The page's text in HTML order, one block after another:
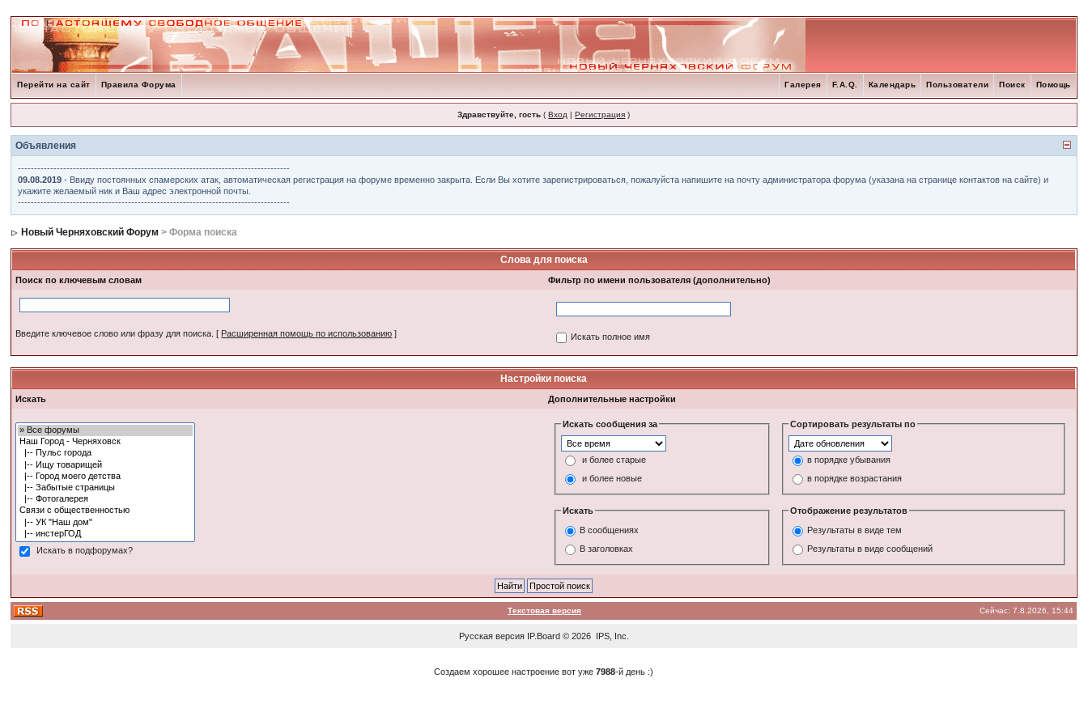
Перейти на сайт Правила Форума Помощь
Поиск
Пользователи
Календарь
F.A.Q.
Галерея
Здравствуйте, гость (Вход |Регистрация )
Объявления
------------------------------------------------------------------------------------
09.08.2019 - Ввиду постоянных спамерских атак, автоматическая регистрация на форуме временно закрыта. Если Вы хотите зарегистрироваться, пожалуйста напишите на почту администратора форума (указана на странице контактов на сайте) и
укажите желаемый ник и Ваш адрес электронной почты.
------------------------------------------------------------------------------------
Новый Черняховский Форум > Форма поиска
Слова для поиска
Поиск по ключевым словам Фильтр по имени пользователя (дополнительно)
Введите ключевое слово или фразу для поиска. [ Расширенная помощь по использованию ] Искать полное имя
Настройки поиска
Искать Дополнительные настройки
Искать в подфорумах?
Искать сообщения за
и более старые
и более новые
Сортировать результаты по
в порядке убывания
в порядке возрастания
Искать
В сообщениях
В заголовках
Отображение результатов
Результаты в виде тем
Результаты в виде сообщений
Текстовая версия Сейчас: 7.8.2026, 15:44
Русская версия IP.Board© 2026 IPS, Inc
Создаем хорошее настроение вот уже7988-й день :)